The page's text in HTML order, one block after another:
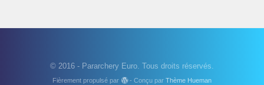
© 2016 - Pararchery Euro. Tous droits réservés.
Fièrement propulsé par - Conçu par Thème Hueman